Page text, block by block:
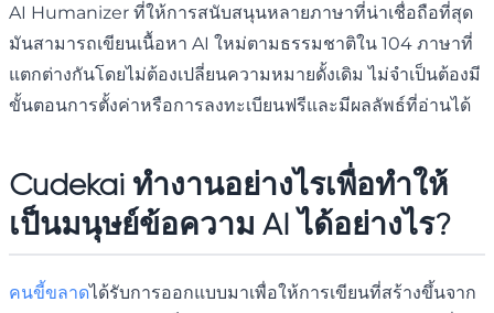
AI Humanizer ที่ให้การสนับสนุนหลายภาษาที่น่าเชื่อถือที่สุด
มันสามารถเขียนเนื้อหา AI ใหม่ตามธรรมชาติใน 104 ภาษาที่
แตกต่างกันโดยไม่ต้องเปลี่ยนความหมายดั้งเดิม ไม่จำเป็นต้องมี
ขั้นตอนการตั้งค่าหรือการลงทะเบียนฟรีและมีผลลัพธ์ที่อ่านได้
Cudekai ทำงานอย่างไรเพื่อทำให้
เป็นมนุษย์ข้อความ AI ได้อย่างไร?
คนขี้ขลาดได้รับการออกแบบมาเพื่อให้การเขียนที่สร้างขึ้นจาก